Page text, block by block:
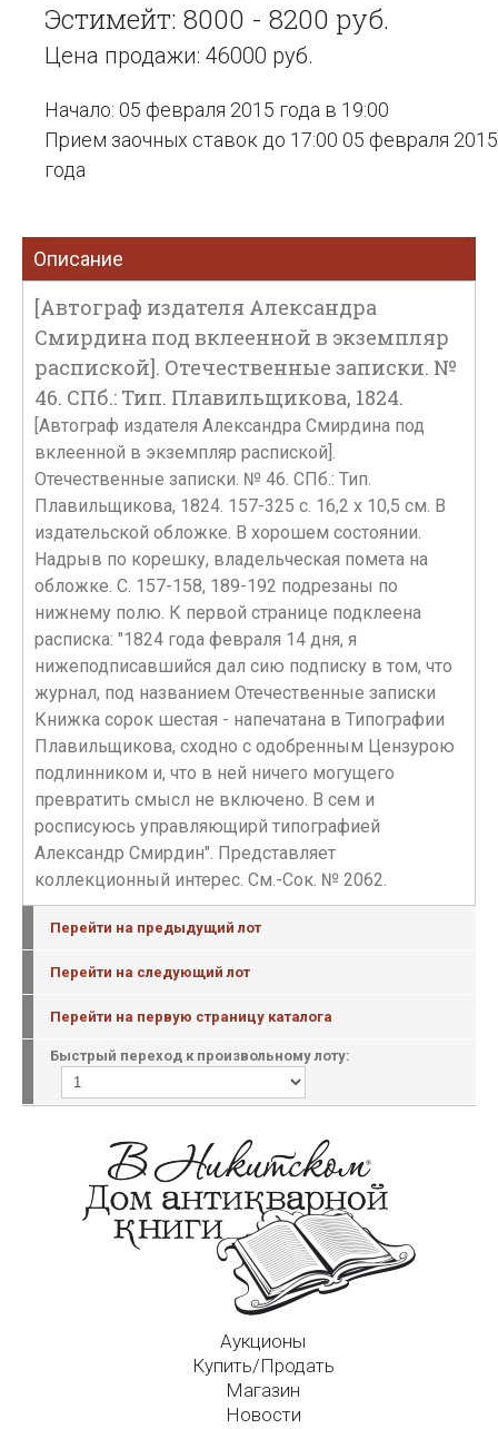
Эстимейт: 8000 - 8200 руб.
Цена продажи: 46000 руб.
Начало: 05 февраля 2015 года в 19:00
Прием заочных ставок до 17:00 05 февраля 2015
года
Описание
[Автограф издателя Александра
Смирдина под вклеенной в экземпляр
распиской]. Отечественные записки. №
46. СПб.: Тип. Плавильщикова, 1824.
[Автограф издателя Александра Смирдина под
вклеенной в экземпляр распиской].
Отечественные записки. № 46. СПб.: Тип.
Плавильщикова, 1824. 157-325 с. 16,2 х 10,5 см. В
издательской обложке. В хорошем состоянии.
Надрыв по корешку, владельческая помета на
обложке. С. 157-158, 189-192 подрезаны по
нижнему полю. К первой странице подклеена
расписка: "1824 года февраля 14 дня, я
нижеподписавшийся дал сию подписку в том, что
журнал, под названием Отечественные записки
Книжка сорок шестая - напечатана в Типографии
Плавильщикова, сходно с одобренным Цензурою
подлинником и, что в ней ничего могущего
превратить смысл не включено. В сем и
росписуюсь управляющирй типографией
Александр Смирдин". Представляет
коллекционный интерес. См.-Сок. № 2062.
Перейти на предыдущий лот
Перейти на следующий лот
Перейти на первую страницу каталога
Быстрый переход к произвольному лоту:
Аукционы
Купить/Продать
Магазин
Новости